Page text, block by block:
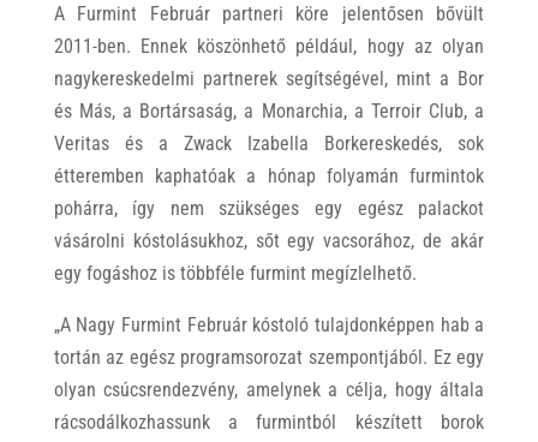
A Furmint Február partneri köre jelentősen bővült
2011-ben. Ennek köszönhető például, hogy az olyan
nagykereskedelmi partnerek segítségével, mint a Bor
és Más, a Bortársaság, a Monarchia, a Terroir Club, a
Veritas és a Zwack Izabella Borkereskedés, sok
étteremben kaphatóak a hónap folyamán furmintok
pohárra, így nem szükséges egy egész palackot
vásárolni kóstolásukhoz, sőt egy vacsorához, de akár
egy fogáshoz is többféle furmint megízlelhető.
„A Nagy Furmint Február kóstoló tulajdonképpen hab a
tortán az egész programsorozat szempontjából. Ez egy
olyan csúcsrendezvény, amelynek a célja, hogy általa
rácsodálkozhassunk a furmintból készített borok